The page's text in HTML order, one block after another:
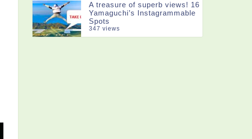
A treasure of superb views! 16
Yamaguchi’s Instagrammable
Spots
347 views